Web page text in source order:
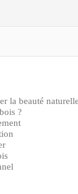
la beauté
?